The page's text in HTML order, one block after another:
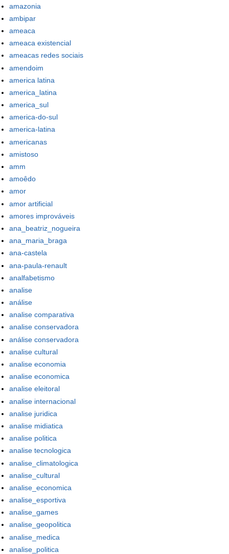
amazonia
ambipar
ameaca
ameaca existencial
ameacas redes sociais
amendoim
america latina
america_latina
america_sul
america-do-sul
america-latina
americanas
amistoso
amm
amoêdo
amor
amor artificial
amores improváveis
ana_beatriz_nogueira
ana_maria_braga
ana-castela
ana-paula-renault
analfabetismo
analise
análise
analise comparativa
analise conservadora
análise conservadora
analise cultural
analise economia
analise economica
analise eleitoral
analise internacional
analise juridica
analise midiatica
analise politica
analise tecnologica
analise_climatologica
analise_cultural
analise_economica
analise_esportiva
analise_games
analise_geopolitica
analise_medica
analise_politica